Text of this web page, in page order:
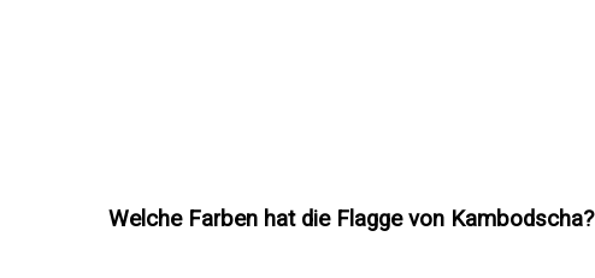
Welche Farben hat die Flagge von Kambodscha?